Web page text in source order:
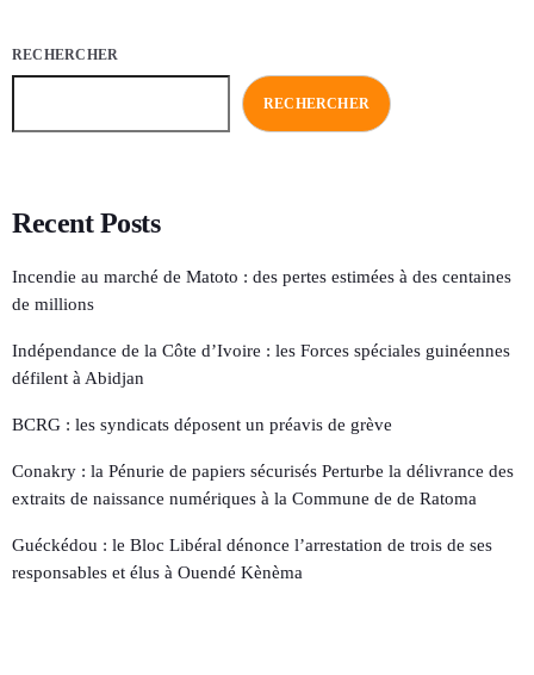
RECHERCHER
RECHERCHER
Recent Posts
Incendie au marché de Matoto : des pertes estimées à des centaines
de millions
Indépendance de la Côte d’Ivoire : les Forces spéciales guinéennes
défilent à Abidjan
BCRG : les syndicats déposent un préavis de grève
Conakry : la Pénurie de papiers sécurisés Perturbe la délivrance des
extraits de naissance numériques à la Commune de de Ratoma
Guéckédou : le Bloc Libéral dénonce l’arrestation de trois de ses
responsables et élus à Ouendé Kènèma